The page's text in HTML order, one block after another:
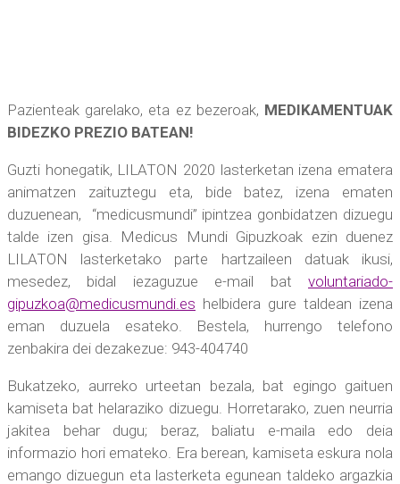
Pazienteak garelako, eta ez bezeroak, MEDIKAMENTUAK
BIDEZKO PREZIO BATEAN!
Guzti honegatik, LILATON 2020 lasterketan izena ematera
animatzen zaituztegu eta, bide batez, izena ematen
duzuenean, “medicusmundi” ipintzea gonbidatzen dizuegu
talde izen gisa. Medicus Mundi Gipuzkoak ezin duenez
LILATON lasterketako parte hartzaileen datuak ikusi,
mesedez, bidal iezaguzue e-mail bat voluntariado-
gipuzkoa@medicusmundi.es helbidera gure taldean izena
eman duzuela esateko. Bestela, hurrengo telefono
zenbakira dei dezakezue: 943-404740
Bukatzeko, aurreko urteetan bezala, bat egingo gaituen
kamiseta bat helaraziko dizuegu. Horretarako, zuen neurria
jakitea behar dugu; beraz, baliatu e-maila edo deia
informazio hori emateko. Era berean, kamiseta eskura nola
emango dizuegun eta lasterketa egunean taldeko argazkia